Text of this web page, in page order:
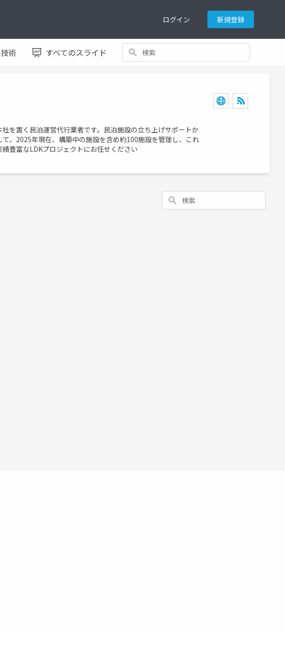
ログイン 新規登録
術 すべてのスライド 検索
を置く民泊運営代行業者です。民泊施設の立ち上げサポートか
、2025年現在、構築中の施設を含め約100施設を管理し、これ
豊富なLDKプロジェクトにお任せください
検索